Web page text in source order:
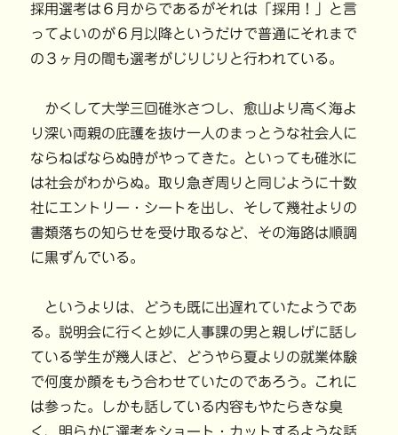
採用選考は６月からであるがそれは「採用！」と言
ってよいのが６月以降というだけで普通にそれまで
の３ヶ月の間も選考がじりじりと行われている。
かくして大学三回碓氷さつし、愈山より高く海よ
り深い両親の庇護を抜け一人のまっとうな社会人に
ならねばならぬ時がやってきた。といっても碓氷に
は社会がわからぬ。取り急ぎ周りと同じように十数
社にエントリー・シートを出し、そして幾社よりの
書類落ちの知らせを受け取るなど、その海路は順調
に黒ずんでいる。
というよりは、どうも既に出遅れていたようであ
る。説明会に行くと妙に人事課の男と親しげに話し
ている学生が幾人ほど、どうやら夏よりの就業体験
で何度か顔をもう合わせていたのであろう。これに
は参った。しかも話している内容もやたらきな臭
く、明らかに選考をショート・カットするような話